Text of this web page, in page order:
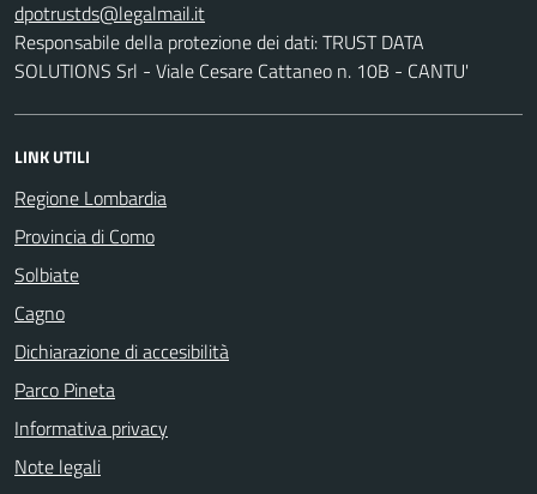
Responsabile della protezione dei dati: TRUST DATA
SOLUTIONS Srl - Viale Cesare Cattaneo n. 10B - CANTU'
LINK UTILI
Regione Lombardia
Provincia di Como
Solbiate
Cagno
Dichiarazione di accesibilità
Parco Pineta
Informativa privacy
Note legali